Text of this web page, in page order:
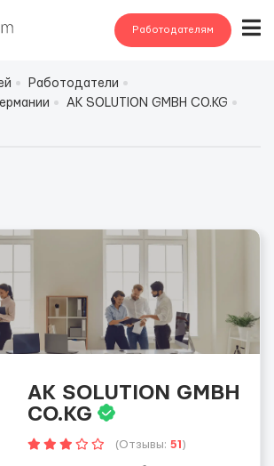
Работодателям
Работодатели
AK SOLUTION GMBH CO.KG
AK SOLUTION GMBH
CO.KG
(Отзывы: 51 )